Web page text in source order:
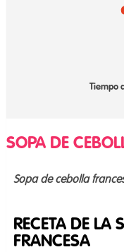
Tiempo
SOPA DE
Sopa de cebolla
RECETA DE LA
FRANCESA